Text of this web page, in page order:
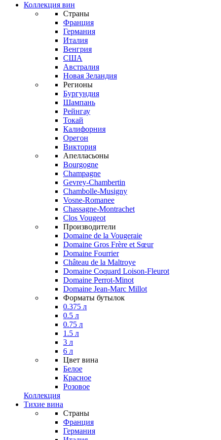
Коллекция вин
Страны
Франция
Германия
Италия
Венгрия
США
Австралия
Новая Зеландия
Регионы
Бургундия
Шампань
Рейнгау
Токай
Калифорния
Орегон
Виктория
Апелласьоны
Bourgogne
Champagne
Gevrey-Chambertin
Chambolle-Musigny
Vosne-Romanee
Chassagne-Montrachet
Clos Vougeot
Производители
Domaine de la Vougeraie
Domaine Gros Frère et Sœur
Domaine Fourrier
Château de la Maltroye
Domaine Coquard Loison-Fleurot
Domaine Perrot-Minot
Domaine Jean-Marc Millot
Форматы бутылок
0.375 л
0.5 л
0.75 л
1.5 л
3 л
6 л
Цвет вина
Белое
Красное
Розовое
Коллекция
Тихие вина
Страны
Франция
Германия